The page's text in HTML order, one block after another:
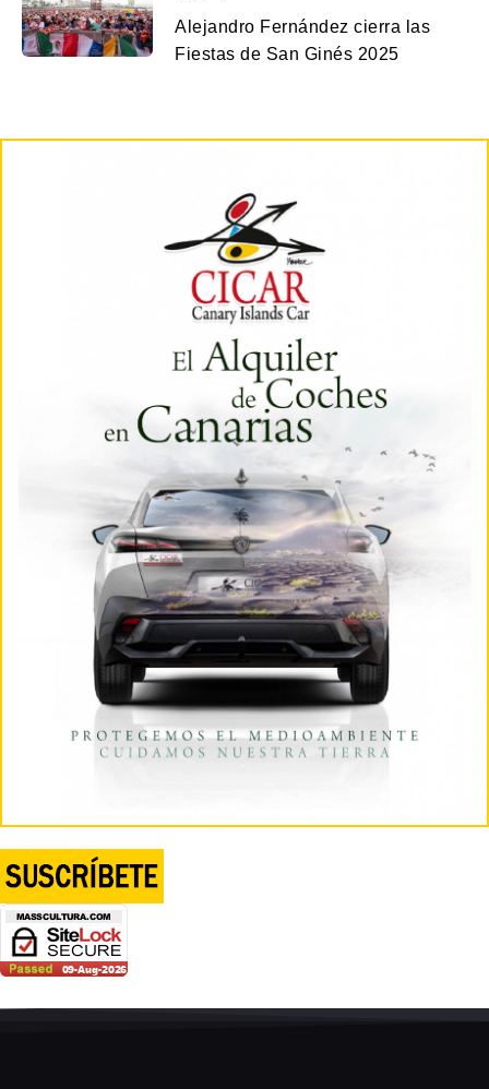
Alejandro Fernández cierra las
Fiestas de San Ginés 2025